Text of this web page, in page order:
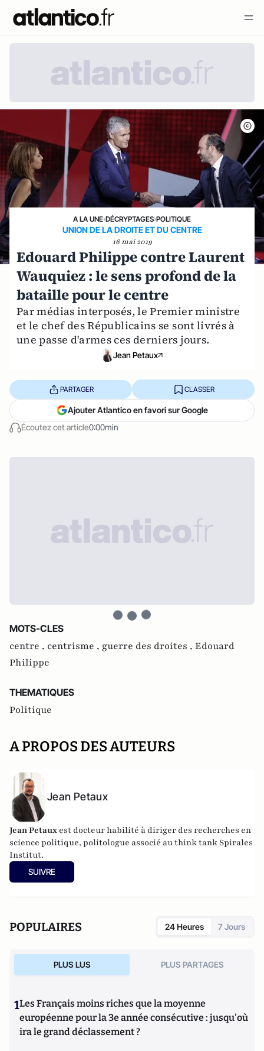
A LA UNE›DÉCRYPTAGES›POLITIQUE
UNION DE LA DROITE ET DU CENTRE
16 mai 2019
Edouard Philippe contre Laurent
Wauquiez : le sens profond de la
bataille pour le centre
Par médias interposés, le Premier ministre
et le chef des Républicains se sont livrés à
une passe d'armes ces derniers jours.
Jean Petaux
Écoutez cet article0:00min
PARTAGER CLASSER
Ajouter Atlantico en favori sur Google
MOTS-CLES
centre , centrisme , guerre des droites , Edouard
Philippe
THEMATIQUES
Politique
A PROPOS DES AUTEURS
Jean Petaux
Jean Petaux est docteur habilité à diriger des recherches en
science politique, politologue associé au think tank Spirales
Institut.
SUIVRE
POPULAIRES 24 Heures 7 Jours
PLUS LUS PLUS PARTAGES
1Les Français moins riches que la moyenne
européenne pour la 3e année consécutive : jusqu'où
ira le grand déclassement ?